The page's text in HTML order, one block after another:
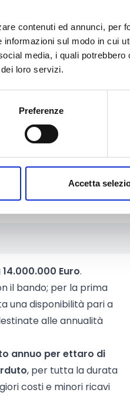
contenuti ed annunci, per
informazioni sul modo in cui
media, i quali
loro servizi.
Preferenze
Accetta
con fascicolo aziendale
il sostegno, contitolo
ecc.) registrato nel
biologica (organismo
in Agribio) per tutta
i requisiti specifici
e superficie
14.000.000 Euro.
il bando; per la prima
una disponibilità pari a
alle annualità
annuo per ettaro di
, per tutta la durata
costi e minori ricavi